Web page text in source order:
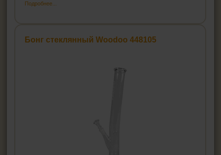
Подробнее...
Бонг стеклянный Woodoo 448105